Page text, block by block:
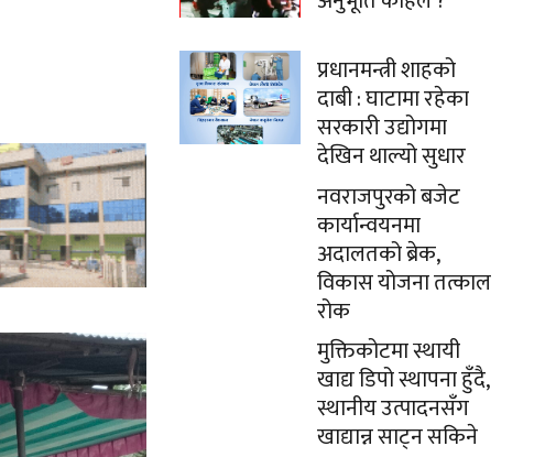
प्रधानमन्त्री शाहको
दाबी : घाटामा रहेका
सरकारी उद्योगमा
देखिन थाल्यो सुधार
नवराजपुरको बजेट
कार्यान्वयनमा
अदालतको ब्रेक,
विकास योजना तत्काल
रोक
मुक्तिकोटमा स्थायी
खाद्य डिपो स्थापना हुँदै,
स्थानीय उत्पादनसँग
खाद्यान्न साट्न सकिने